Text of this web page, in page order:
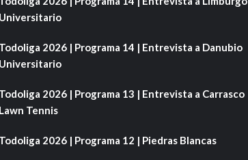
Universitario
Todoliga 2026 | Programa 14 | Entrevista a Danubio
Universitario
Todoliga 2026 | Programa 13 | Entrevista a Carrasco
Lawn Tennis
Todoliga 2026 | Programa 12 | Piedras Blancas